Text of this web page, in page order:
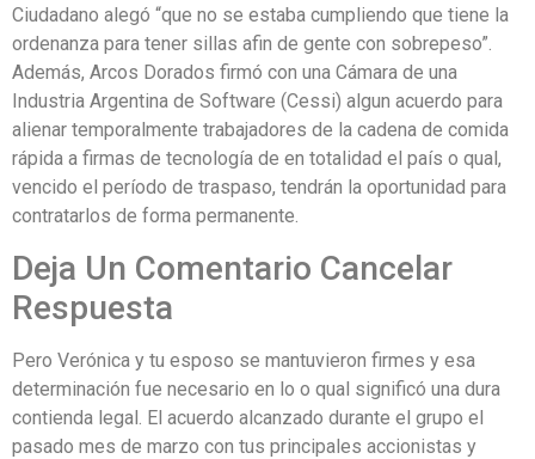
Ciudadano alegó “que no se estaba cumpliendo que tiene la
ordenanza para tener sillas afin de gente con sobrepeso”.
Además, Arcos Dorados firmó con una Cámara de una
Industria Argentina de Software (Cessi) algun acuerdo para
alienar temporalmente trabajadores de la cadena de comida
rápida a firmas de tecnología de en totalidad el país o qual,
vencido el período de traspaso, tendrán la oportunidad para
contratarlos de forma permanente.
Deja Un Comentario Cancelar
Respuesta
Pero Verónica y tu esposo se mantuvieron firmes y esa
determinación fue necesario en lo o qual significó una dura
contienda legal. El acuerdo alcanzado durante el grupo el
pasado mes de marzo con tus principales accionistas y